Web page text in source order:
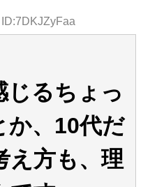
氏と行為する直前の賀喜遥香、やば
ののぎおび⊿」北野日奈子が生配
】井上和の『なぎおはぎ』って こん
同じと考えてよろしいですか？
】日村勇紀 gif職人が切り抜いた名シ
じるちょっ
か、10代だ
え方も、理